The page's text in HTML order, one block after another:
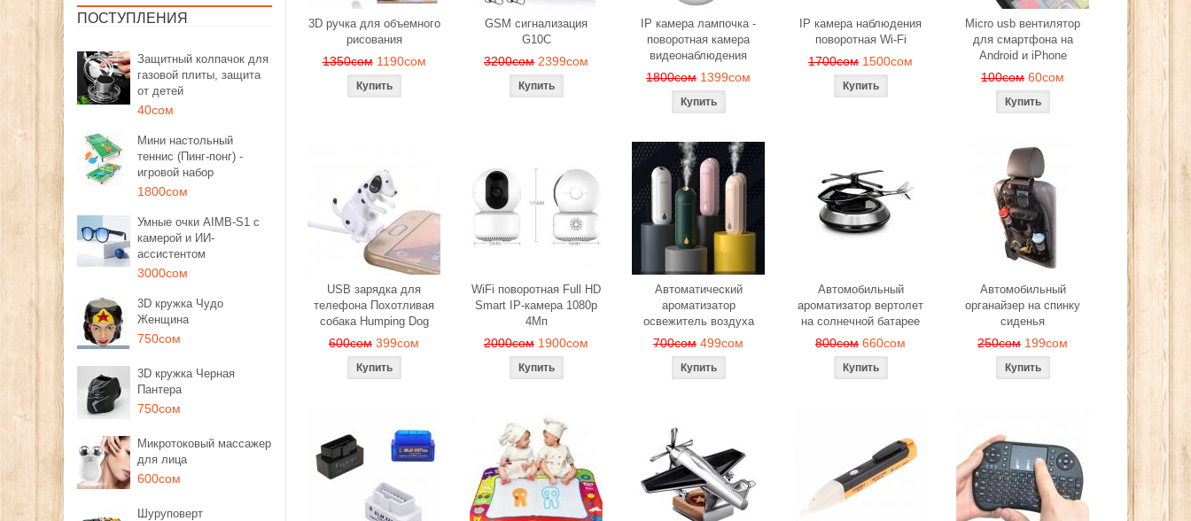
ПОСТУПЛЕНИЯ
Защитный колпачок для
газовой плиты, защита
от детей
40сом
Мини настольный
теннис (Пинг-понг) -
игровой набор
1800сом
Умные очки AIMB-S1 с
камерой и ИИ-
ассистентом
3000сом
3D кружка Чудо
Женщина
750сом
3D кружка Черная
Пантера
750сом
Микротоковый массажер
для лица
600сом
Шуруповерт
3D ручка для объемного
рисования
1350сом 1190сом
GSM сигнализация
G10C
3200сом 2399сом
IP камера лампочка -
поворотная камера
видеонаблюдения
1800сом 1399сом
IP камера наблюдения
поворотная Wi-Fi
1700сом 1500сом
Micro usb вентилятор
для смартфона на
Android и iPhone
100сом 60сом
USB зарядка для
телефона Похотливая
собака Humping Dog
600сом 399сом
WiFi поворотная Full HD
Smart IP-камера 1080p
4Мп
2000сом 1900сом
Автоматический
ароматизатор
освежитель воздуха
700сом 499сом
Автомобильный
ароматизатор вертолет
на солнечной батарее
800сом 660сом
Автомобильный
органайзер на спинку
сиденья
250сом 199сом